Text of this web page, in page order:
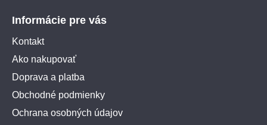
Informácie pre vás
Kontakt
Ako nakupovať
Doprava a platba
Obchodné podmienky
Ochrana osobných údajov